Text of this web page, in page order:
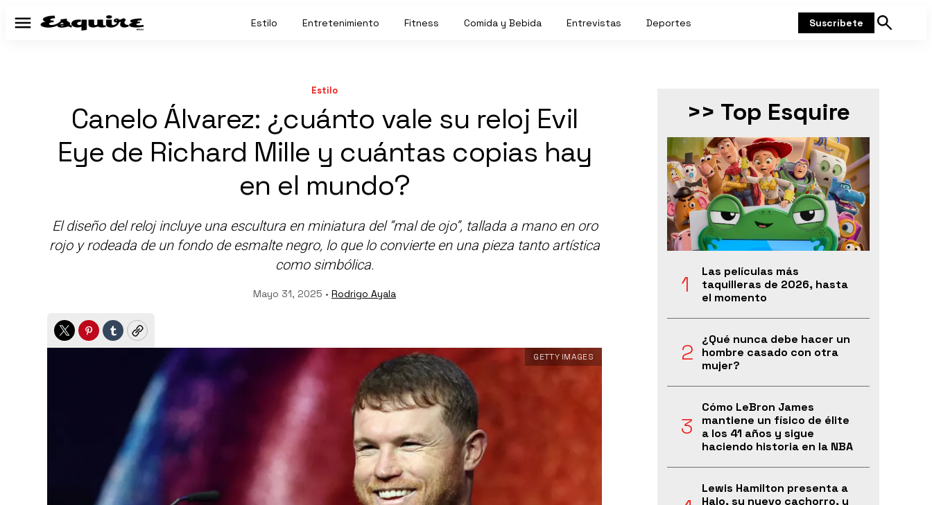
Menú Estilo Entretenimiento Fitness Comida y Bebida Entrevistas Deportes Suscríbete
Mostrar
Estilo
Canelo Álvarez: ¿cuánto vale su reloj Evil
Eye de Richard Mille y cuántas copias hay
en el mundo?
El diseño del reloj incluye una escultura en miniatura del “mal de ojo”, tallada a mano en oro
rojo y rodeada de un fondo de esmalte negro, lo que lo convierte en una pieza tanto artística
como simbólica.
Mayo 31, 2025 • Rodrigo Ayala
TwitterPinterest
TumblrCopy
GETTY IMAGES
>> Top Esquire
Las películas más
taquilleras de 2026, hasta
el momento
¿Qué nunca debe hacer un
hombre casado con otra
mujer?
Cómo LeBron James
mantiene un físico de élite
a los 41 años y sigue
haciendo historia en la NBA
Lewis Hamilton presenta a
Halo, su nuevo cachorro, y